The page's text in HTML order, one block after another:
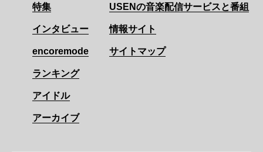
特集
インタビュー
encoremode
ランキング
アイドル
アーカイブ
USENの音楽配信サービスと番組
情報サイト
サイトマップ